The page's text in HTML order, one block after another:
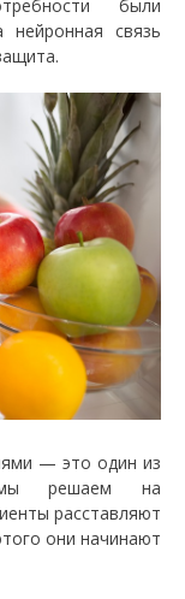
были
нейронная связь
— это один из
мы решаем на
расставляют
они начинают